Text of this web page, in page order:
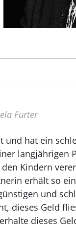
Furter
und hat ein
langjährigen
Kindern
erhält so
und
dieses Geld
dieses